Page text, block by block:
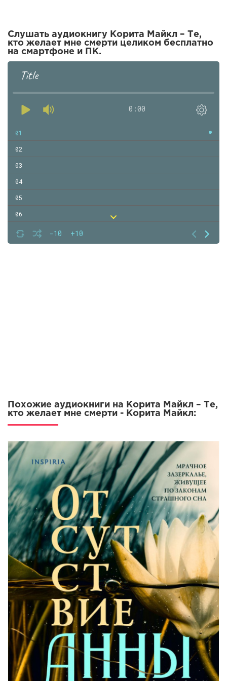
Слушать аудиокнигу Корита Майкл – Те,
кто желает мне смерти целиком бесплатно
на смартфоне и ПК.
Title
0:00
-10 +10
01
02
03
04
05
06
07
08
18
19
20
21
22
23
24
25
26
27
28
29
31
32
33
34
Похожие аудиокниги на Корита Майкл – Те,
кто желает мне смерти - Корита Майкл: